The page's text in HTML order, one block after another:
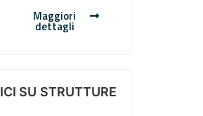
Maggiori
dettagli
SU STRUTTURE